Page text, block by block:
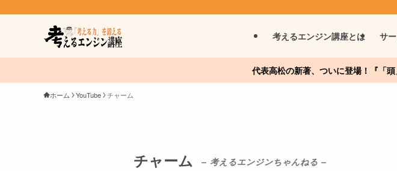
考えるエンジン講座とは サ
代表高松の新著、ついに登場！『「頭
ホーム YouTube チャーム
チャーム – 考えるエンジンちゃんねる –